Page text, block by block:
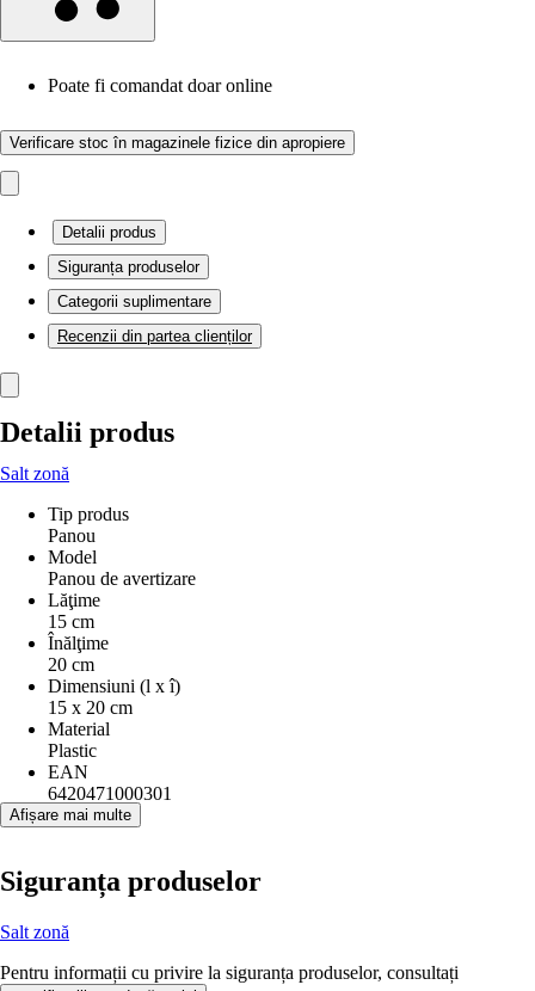
Poate fi comandat doar online
Verificare stoc în magazinele fizice din apropiere
Detalii produs
Siguranța produselor
Categorii suplimentare
Recenzii din partea clienților
Detalii produs
Salt zonă
Tip produs
Panou
Model
Panou de avertizare
Lăţime
15 cm
Înălţime
20 cm
Dimensiuni (l x î)
15 x 20 cm
Material
Plastic
EAN
6420471000301
Afișare mai multe
Siguranța produselor
Salt zonă
Pentru informații cu privire la siguranța produselor, consultați